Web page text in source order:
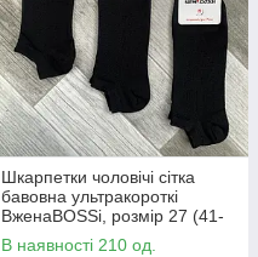
Шкарпетки чоловічі сітка
бавовна ультракороткі
ВженаBOSSi, розмір 27 (41-
42), чорні, 12110
В наявності 210 од.